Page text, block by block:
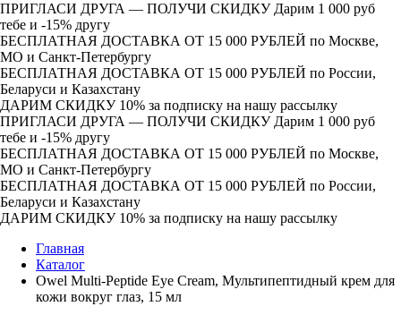
ПРИГЛАСИ ДРУГА — ПОЛУЧИ СКИДКУ Дарим 1 000 руб
тебе и -15% другу
БЕСПЛАТНАЯ ДОСТАВКА ОТ 15 000 РУБЛЕЙ по Москве,
МО и Санкт-Петербургу
БЕСПЛАТНАЯ ДОСТАВКА ОТ 15 000 РУБЛЕЙ по России,
Беларуси и Казахстану
ДАРИМ СКИДКУ 10% за подписку на нашу рассылку
ПРИГЛАСИ ДРУГА — ПОЛУЧИ СКИДКУ Дарим 1 000 руб
тебе и -15% другу
БЕСПЛАТНАЯ ДОСТАВКА ОТ 15 000 РУБЛЕЙ по Москве,
МО и Санкт-Петербургу
БЕСПЛАТНАЯ ДОСТАВКА ОТ 15 000 РУБЛЕЙ по России,
Беларуси и Казахстану
ДАРИМ СКИДКУ 10% за подписку на нашу рассылку
Главная
Каталог
Owel Multi-Peptide Eye Cream, Мультипептидный крем для
кожи вокруг глаз, 15 мл